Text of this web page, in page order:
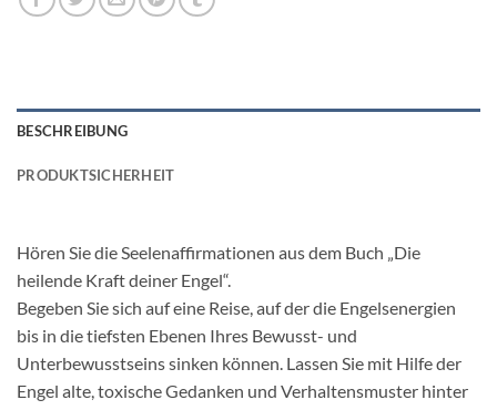
BESCHREIBUNG
PRODUKTSICHERHEIT
Hören Sie die Seelenaffirmationen aus dem Buch „Die
heilende Kraft deiner Engel“.
Begeben Sie sich auf eine Reise, auf der die Engelsenergien
bis in die tiefsten Ebenen Ihres Bewusst- und
Unterbewusstseins sinken können. Lassen Sie mit Hilfe der
Engel alte, toxische Gedanken und Verhaltensmuster hinter